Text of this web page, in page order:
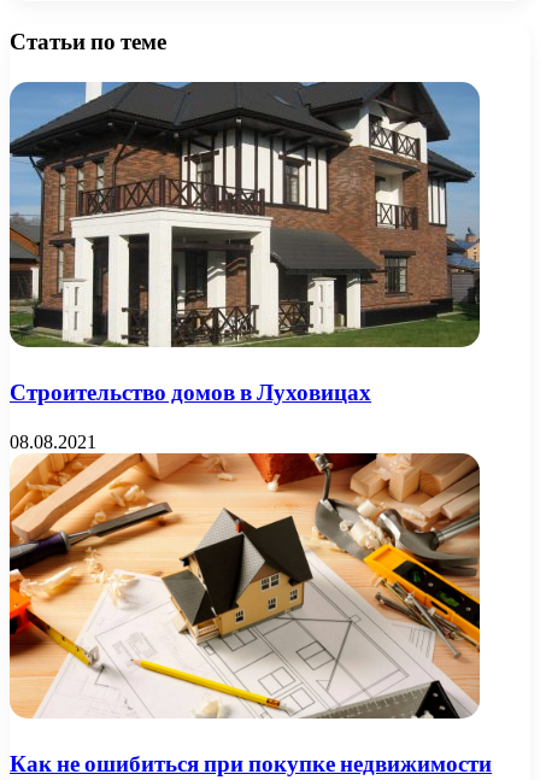
Статьи по теме
Строительство домов в Луховицах
08.08.2021
Как не ошибиться при покупке недвижимости